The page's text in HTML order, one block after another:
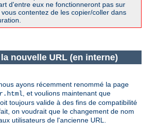
d'entre eux ne fonctionneront pas sur
contentez de les copier/coller dans
nouvelle URL (en interne)
ayons récemment renommé la page
, et voulions maintenant que
toujours valide à des fins de compatibilité
on voudrait que le changement de nom
utilisateurs de l'ancienne URL.